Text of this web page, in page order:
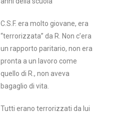
C.S.F. era molto giovane, era
“terrorizzata” da R. Non c’era
un rapporto paritario, non era
pronta a un lavoro come
quello di R., non aveva
bagaglio di vita.
Tutti erano terrorizzati da lui